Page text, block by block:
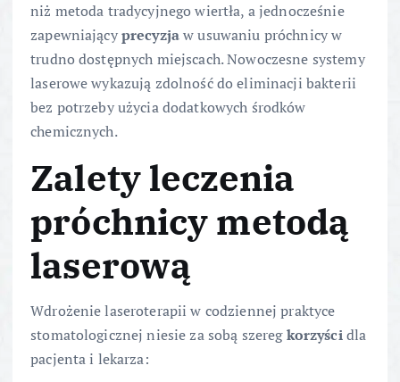
niż metoda tradycyjnego wiertła, a jednocześnie
zapewniającyprecyzjaw usuwaniu próchnicy w
trudno dostępnych miejscach. Nowoczesne systemy
laserowe wykazują zdolność do eliminacji bakterii
bez potrzeby użycia dodatkowych środków
chemicznych.
Zalety leczenia
próchnicy metodą
laserową
Wdrożenie laseroterapii w codziennej praktyce
stomatologicznej niesie za sobą szeregkorzyścidla
pacjenta i lekarza: